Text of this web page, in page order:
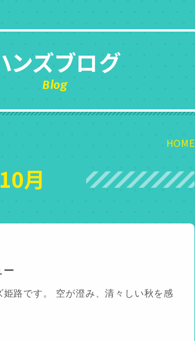
ンズブログ
Blog
HOME
月
ー
姫路です。 空が澄み、清々しい秋を感